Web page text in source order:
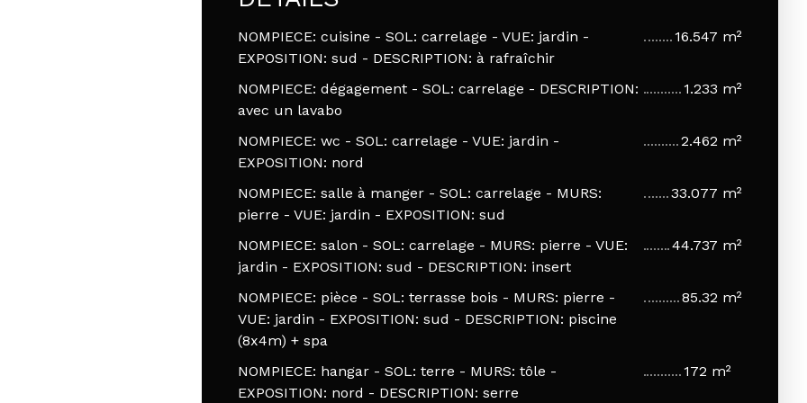
NOMPIECE: cuisine - SOL: carrelage - VUE: jardin -
EXPOSITION: sud - DESCRIPTION: à rafraîchir
16.547 m²
NOMPIECE: dégagement - SOL: carrelage - DESCRIPTION:
avec un lavabo
1.233 m²
NOMPIECE: wc - SOL: carrelage - VUE: jardin -
EXPOSITION: nord
2.462 m²
NOMPIECE: salle à manger - SOL: carrelage - MURS:
pierre - VUE: jardin - EXPOSITION: sud
33.077 m²
NOMPIECE: salon - SOL: carrelage - MURS: pierre - VUE:
jardin - EXPOSITION: sud - DESCRIPTION: insert
44.737 m²
NOMPIECE: pièce - SOL: terrasse bois - MURS: pierre -
VUE: jardin - EXPOSITION: sud - DESCRIPTION: piscine
(8x4m) + spa
85.32 m²
NOMPIECE: hangar - SOL: terre - MURS: tôle -
EXPOSITION: nord - DESCRIPTION: serre
172 m²